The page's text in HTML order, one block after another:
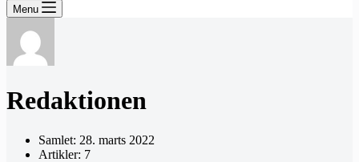
Menu
Redaktionen
Samlet: 28. marts 2022
Artikler: 7